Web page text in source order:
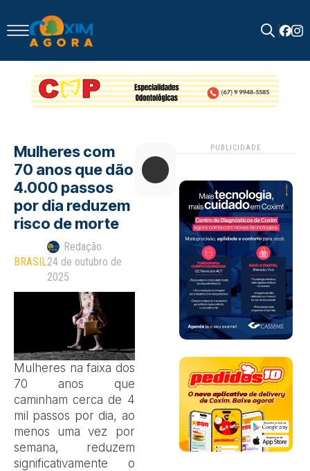
for:
Mulheres com
70 anos que dão
4.000 passos
por dia reduzem
risco de morte
BRASIL
Redação
24 de outubro de
2025
Mulheres na faixa dos
70 anos que
caminham cerca de 4
mil passos por dia, ao
menos uma vez por
semana, reduzem
significativamente o
PUBLICIDADE